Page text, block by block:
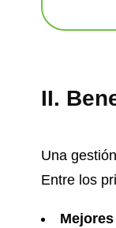
II.
Una
Entre los